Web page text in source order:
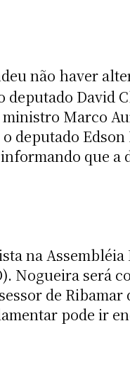
não haver
deputado David
Marco
deputado
que a
na
Nogueira será
de Ribamar
pode ir